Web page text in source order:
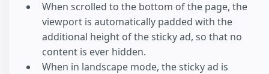
When scrolled to the bottom of the page, the
viewport is automatically padded with the
additional height of the sticky ad, so that no
content is ever hidden.
When in landscape mode, the sticky ad is